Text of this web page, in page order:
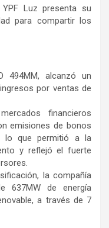
Luz presenta su
para compartir los
494MM, alcanzó un
por ventas de
financieros
emisiones de bonos
lo que permitió a la
y reflejó el fuerte
la compañía
637MW de energía
a través de 7